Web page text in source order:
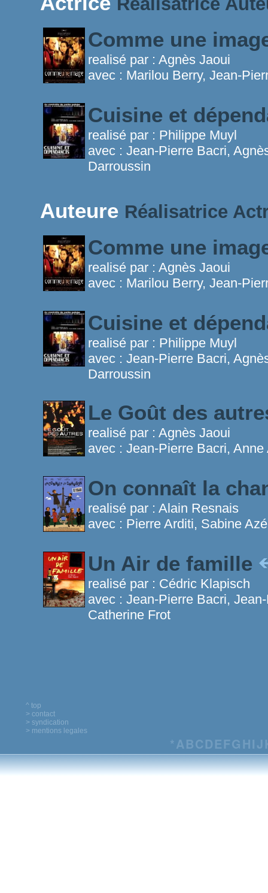
Comme une
realisé par : Agnès Jaoui
avec : Marilou Berry, Jean-
Cuisine et
realisé par : Philippe Muyl
avec : Jean-Pierre Bacri,
Darroussin
Auteure Réalisatrice
Comme une
realisé par : Agnès Jaoui
avec : Marilou Berry, Jean-
Cuisine et
realisé par : Philippe Muyl
avec : Jean-Pierre Bacri,
Darroussin
Le Goût des
realisé par : Agnès Jaoui
avec : Jean-Pierre Bacri, Anne
On connaît la
realisé par : Alain Resnais
avec : Pierre Arditi, Sabine
Un Air de famille
realisé par : Cédric Klapisch
avec : Jean-Pierre Bacri,
Catherine Frot
^ top
> contact
> syndication
> mentions legales
*ABCDEFG HIJ